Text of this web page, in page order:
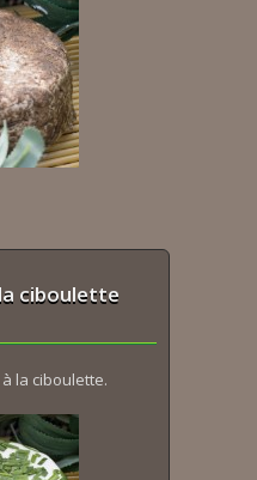
ciboulette
la ciboulette.